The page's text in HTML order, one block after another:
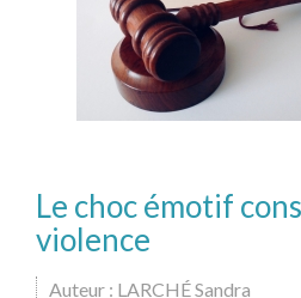
Le choc émotif
violence
Auteur : LARCHÉ Sandra